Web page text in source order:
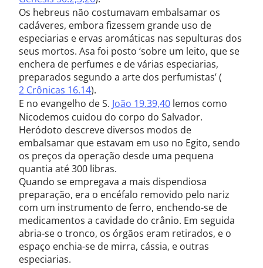
Os hebreus não costumavam embalsamar os
cadáveres, embora fizessem grande uso de
especiarias e ervas aromáticas nas sepulturas dos
seus mortos. Asa foi posto ‘sobre um leito, que se
enchera de perfumes e de várias especiarias,
preparados segundo a arte dos perfumistas’ (
2 Crônicas 16.14).
E no evangelho de S. João 19.39,40 lemos como
Nicodemos cuidou do corpo do Salvador.
Heródoto descreve diversos modos de
embalsamar que estavam em uso no Egito, sendo
os preços da operação desde uma pequena
quantia até 300 libras.
Quando se empregava a mais dispendiosa
preparação, era o encéfalo removido pelo nariz
com um instrumento de ferro, enchendo-se de
medicamentos a cavidade do crânio. Em seguida
abria-se o tronco, os órgãos eram retirados, e o
espaço enchia-se de mirra, cássia, e outras
especiarias.